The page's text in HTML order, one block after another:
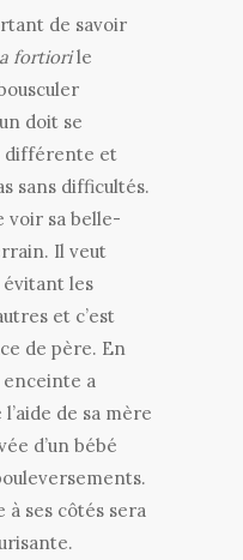
de savoir
a fortiorile
doit se
différente et
sans difficultés.
voir sa belle-
Il veut
les
et c’est
de père. En
enceinte a
de sa mère
d’un bébé
à ses côtés sera